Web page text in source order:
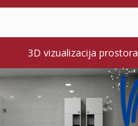
3D vizualizacija prostora